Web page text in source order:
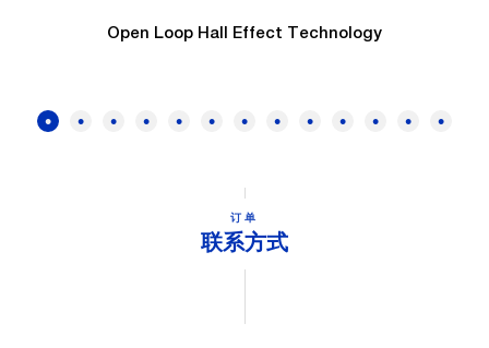
Open Loop Hall Effect Technology
订单
联系方式